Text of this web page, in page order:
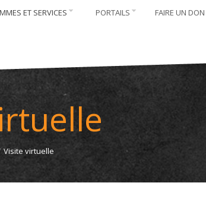
ET SERVICES PORTAILS FAIRE UN DON
Visite virtuelle